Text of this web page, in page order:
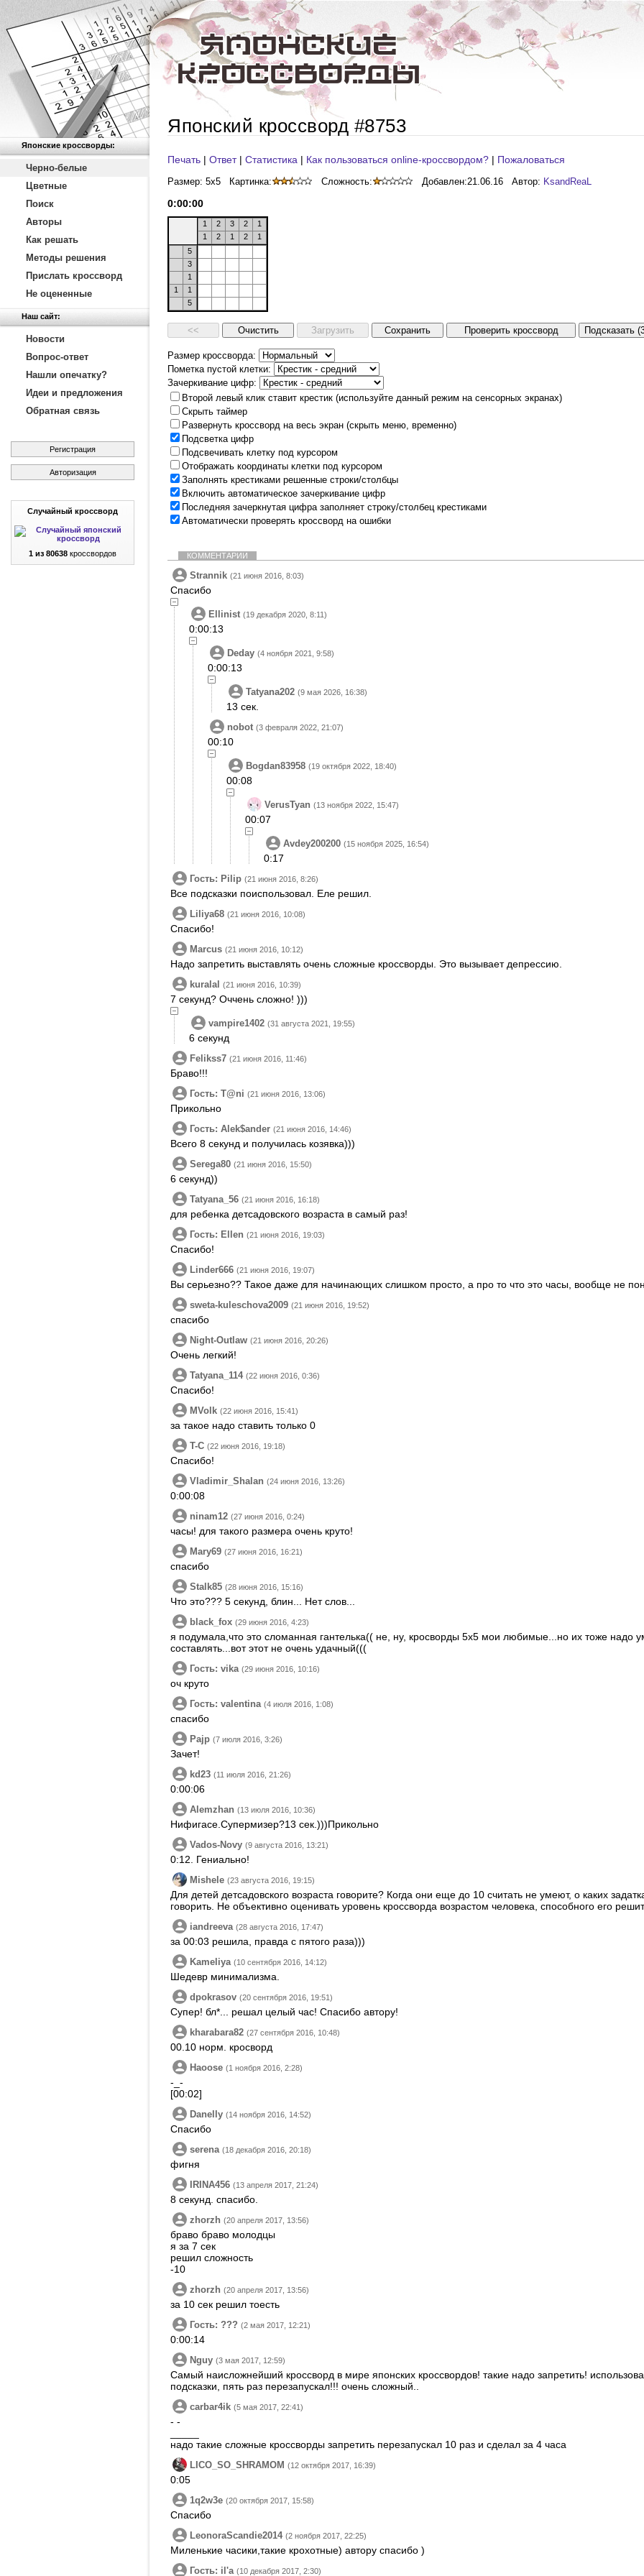
Японские кроссворды:
Черно-белые
Цветные
Поиск
Авторы
Как решать
Методы решения
Прислать кроссворд
Не оцененные
Наш сайт:
Новости
Вопрос-ответ
Нашли опечатку?
Идеи и предложения
Обратная связь
Регистрация
Авторизация
Случайный кроссворд
1 из 80638 кроссвордов
Японский кроссворд #8753
Печать | Ответ| Статистика | Как пользоваться online-кроссвордом? | Пожаловаться
Размер: 5x5 Картинка: Сложность: Добавлен:21.06.16 Автор: KsandReaL
0:00:00
1 2 3 2
1
1
2 1 2
1
5
3
1
1
1
5
Размер кроссворда:
Пометка пустой клетки:
Зачеркивание цифр:
Второй левый клик ставит крестик (используйте данный режим на сенсорных экранах)
Скрыть таймер
Развернуть кроссворд на весь экран (скрыть меню, временно)
Подсветка цифр
Подсвечивать клетку под курсором
Отображать координаты клетки под курсором
Заполнять крестиками решенные строки/столбцы
Включить автоматическое зачеркивание цифр
Последняя зачеркнутая цифра заполняет строку/столбец крестиками
Автоматически проверять кроссворд на ошибки
КОММЕНТАРИИ
Strannik (21 июня 2016, 8:03)
Спасибо
Ellinist (19 декабря 2020, 8:11)
0:00:13
Deday (4 ноября 2021, 9:58)
0:00:13
Tatyana202 (9 мая 2026, 16:38)
13 сек.
nobot (3 февраля 2022, 21:07)
00:10
Bogdan83958 (19 октября 2022, 18:40)
00:08
VerusTyan (13 ноября 2022, 15:47)
00:07
Avdey200200 (15 ноября 2025, 16:54)
0:17
Гость: Pilip (21 июня 2016, 8:26)
Все подсказки поиспользовал. Еле решил.
Liliya68 (21 июня 2016, 10:08)
Спасибо!
Marcus (21 июня 2016, 10:12)
Надо запретить выставлять очень сложные кроссворды. Это вызывает депрессию.
kuralal (21 июня 2016, 10:39)
7 секунд? Оччень сложно! )))
vampire1402 (31 августа 2021, 19:55)
6 секунд
Felikss7 (21 июня 2016, 11:46)
Браво!!!
Гость: T@ni (21 июня 2016, 13:06)
Прикольно
Гость: Alek$ander (21 июня 2016, 14:46)
Всего 8 секунд и получилась козявка)))
Serega80 (21 июня 2016, 15:50)
6 секунд))
Tatyana_56 (21 июня 2016, 16:18)
для ребенка детсадовского возраста в самый раз!
Гость: Ellen (21 июня 2016, 19:03)
Спасибо!
Linder666 (21 июня 2016, 19:07)
Вы серьезно?? Такое даже для начинающих слишком просто, а про то что это часы, вообще не
sweta-kuleschova2009 (21 июня 2016, 19:52)
спасибо
Night-Outlaw (21 июня 2016, 20:26)
Очень легкий!
Tatyana_114 (22 июня 2016, 0:36)
Спасибо!
MVolk (22 июня 2016, 15:41)
за такое надо ставить только 0
T-C (22 июня 2016, 19:18)
Спасибо!
Vladimir_Shalan (24 июня 2016, 13:26)
0:00:08
ninam12 (27 июня 2016, 0:24)
часы! для такого размера очень круто!
Mary69 (27 июня 2016, 16:21)
спасибо
Stalk85 (28 июня 2016, 15:16)
Что это??? 5 секунд, блин... Нет слов...
black_fox (29 июня 2016, 4:23)
я подумала,что это сломанная гантелька(( не, ну, кросворды 5х5 мои любимые...но их тоже надо
составлять...вот этот не очень удачный(((
Гость: vika (29 июня 2016, 10:16)
оч круто
Гость: valentina (4 июля 2016, 1:08)
спасибо
Pajp (7 июля 2016, 3:26)
Зачет!
kd23 (11 июля 2016, 21:26)
0:00:06
Alemzhan (13 июля 2016, 10:36)
Нифигасе.Супермизер?13 сек.)))Прикольно
Vados-Novy (9 августа 2016, 13:21)
0:12. Гениально!
Mishele (23 августа 2016, 19:15)
Для детей детсадовского возраста говорите? Когда они еще до 10 считать не умеют, о каких
говорить. Не объективно оценивать уровень кроссворда возрастом человека, способного его
iandreeva (28 августа 2016, 17:47)
за 00:03 решила, правда с пятого раза)))
Kameliya (10 сентября 2016, 14:12)
Шедевр минимализма.
dpokrasov (20 сентября 2016, 19:51)
Супер! бл*... решал целый час! Спасибо автору!
kharabara82 (27 сентября 2016, 10:48)
00.10 норм. кросворд
Haoose (1 ноября 2016, 2:28)
-_-
[00:02]
Danelly (14 ноября 2016, 14:52)
Спасибо
serena (18 декабря 2016, 20:18)
фигня
IRINA456 (13 апреля 2017, 21:24)
8 секунд. спасибо.
zhorzh (20 апреля 2017, 13:56)
браво браво молодцы
я за 7 сек
решил сложность
-10
zhorzh (20 апреля 2017, 13:56)
за 10 сек решил тоесть
Гость: ??? (2 мая 2017, 12:21)
0:00:14
Nguy (3 мая 2017, 12:59)
Самый наисложнейший кроссворд в мире японских кроссвордов! такие надо запретить!
подсказки, пять раз перезапускал!!! очень сложный..
carbar4ik (5 мая 2017, 22:41)
- -
надо такие сложные кроссворды запретить перезапускал 10 раз и сделал за 4 часа
LICO_SO_SHRAMOM (12 октября 2017, 16:39)
0:05
1q2w3e (20 октября 2017, 15:58)
Спасибо
LeonoraScandie2014 (2 ноября 2017, 22:25)
Миленькие часики,такие крохотные) автору спасибо )
Гость: ilʹa (10 декабря 2017, 2:30)